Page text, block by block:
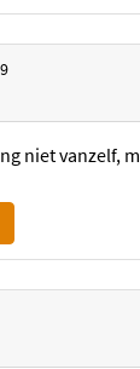
niet vanzelf,